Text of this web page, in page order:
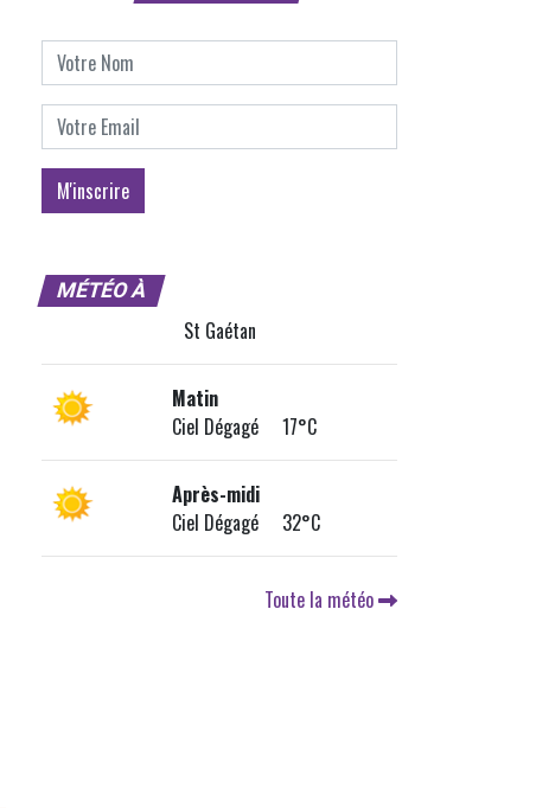
MÉTÉO À
St Gaétan
Matin
Ciel Dégagé 17°C
Après-midi
Ciel Dégagé 32°C
Toute la météo